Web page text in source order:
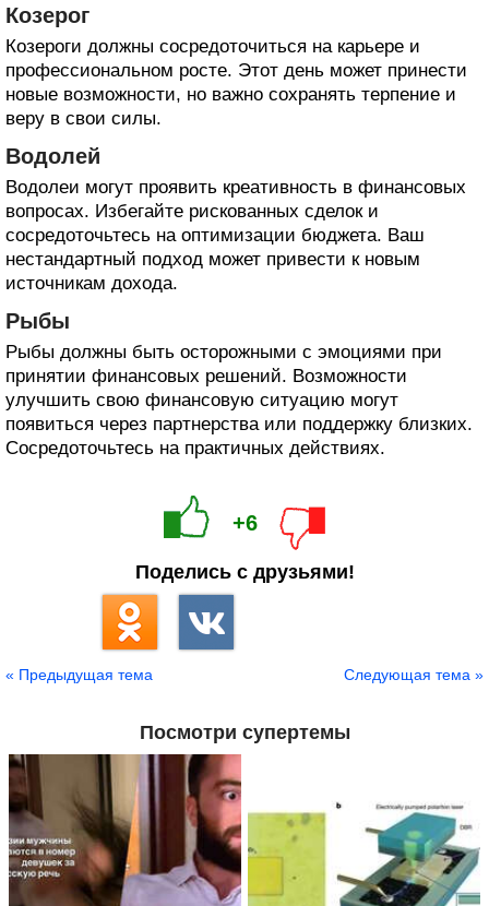
Козерог
Козероги должны сосредоточиться на карьере и
профессиональном росте. Этот день может принести
новые возможности, но важно сохранять терпение и
веру в свои силы.
Водолей
Водолеи могут проявить креативность в финансовых
вопросах. Избегайте рискованных сделок и
сосредоточьтесь на оптимизации бюджета. Ваш
нестандартный подход может привести к новым
источникам дохода.
Рыбы
Рыбы должны быть осторожными с эмоциями при
принятии финансовых решений. Возможности
улучшить свою финансовую ситуацию могут
появиться через партнерства или поддержку близких.
Сосредоточьтесь на практичных действиях.
+6
Поделись с друзьями!
« Предыдущая тема Следующая тема »
Посмотри супертемы